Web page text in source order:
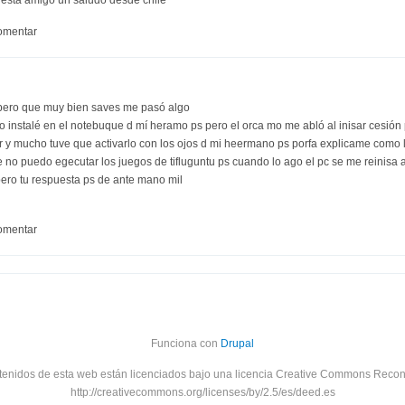
que muy bien saves me pasó algo
instalé en el notebuque d mí heramo ps pero el orca mo me abló al inisar
mucho tuve que activarlo con los ojos d mi heermano ps porfa explicame
puedo egecutar los juegos de tifluguntu ps cuando lo ago el pc se me reinisa
tu respuesta ps de ante mano mil
Funciona con Drupal
de esta web están licenciados bajo una licencia Creative Commons
http://creativecommons.org/licenses/by/2.5/es/deed.es